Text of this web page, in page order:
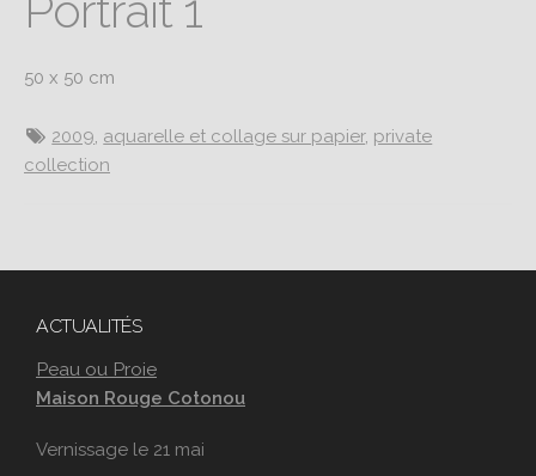
50 x 50 cm
2009, aquarelle et collage sur papier, private
collection
ACTUALITÉS
Peau ou Proie
Maison Rouge Cotonou
Vernissage le 21 mai